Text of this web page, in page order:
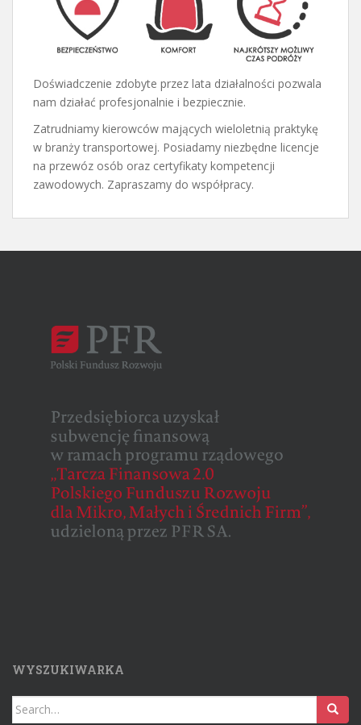
Doświadczenie zdobyte przez lata działalności pozwala
nam działać profesjonalnie i bezpiecznie.
Zatrudniamy kierowców mających wieloletnią praktykę
w branży transportowej. Posiadamy niezbędne licencje
na przewóz osób oraz certyfikaty kompetencji
zawodowych. Zapraszamy do współpracy.
WYSZUKIWARKA
Search for: